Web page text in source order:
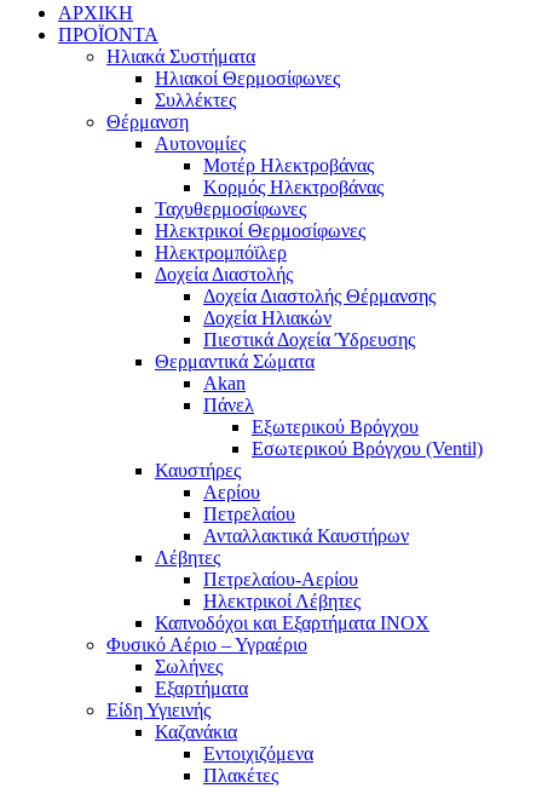
ΑΡΧΙΚΗ
ΠΡΟΪΟΝΤΑ
Ηλιακά Συστήματα
Ηλιακοί Θερμοσίφωνες
Συλλέκτες
Θέρμανση
Αυτονομίες
Μοτέρ Ηλεκτροβάνας
Κορμός Ηλεκτροβάνας
Ταχυθερμοσίφωνες
Ηλεκτρικοί Θερμοσίφωνες
Ηλεκτρομπόϊλερ
Δοχεία Διαστολής
Δοχεία Διαστολής Θέρμανσης
Δοχεία Ηλιακών
Πιεστικά Δοχεία Ύδρευσης
Θερμαντικά Σώματα
Akan
Πάνελ
Εξωτερικού Βρόγχου
Εσωτερικού Βρόγχου (Ventil)
Καυστήρες
Αερίου
Πετρελαίου
Ανταλλακτικά Καυστήρων
Λέβητες
Πετρελαίου-Αερίου
Ηλεκτρικοί Λέβητες
Καπνοδόχοι και Εξαρτήματα ΙΝΟΧ
Φυσικό Αέριο – Υγραέριο
Σωλήνες
Εξαρτήματα
Είδη Υγιεινής
Καζανάκια
Εντοιχιζόμενα
Πλακέτες